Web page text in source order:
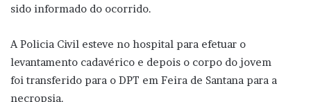
sido informado do ocorrido.
A Policia Civil esteve no hospital para efetuar o
levantamento cadavérico e depois o corpo do jovem
foi transferido para o DPT em Feira de Santana para a
necropsia.